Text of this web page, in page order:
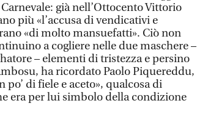
già nell’Ottocento Vittorio
più «l’accusa di vendicativi e
«di molto mansuefatti». Ciò non
a cogliere nelle due maschere –
– elementi di tristezza e persino
ha ricordato Paolo Piquereddu,
di fiele e aceto», qualcosa di
era per lui simbolo della condizione